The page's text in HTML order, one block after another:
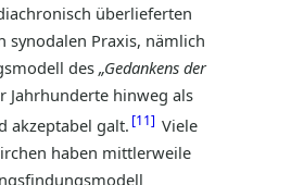
überlieferten
synodalen Praxis, nämlich
des „Gedankens der
Jahrhunderte hinweg als
akzeptabel galt. 11
Viele
haben mittlerweile